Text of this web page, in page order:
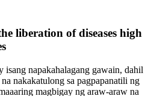
liberation of diseases high
isang napakahalagang gawain, dahil
nakakatulong sa pagpapanatili ng
magbigay ng araw-araw na